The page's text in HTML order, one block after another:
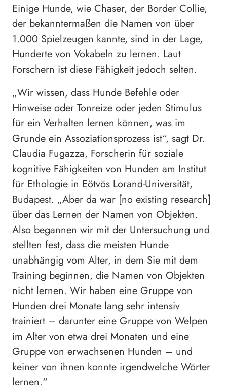
Einige Hunde, wie Chaser, der Border Collie,
der bekanntermaßen die Namen von über
1.000 Spielzeugen kannte, sind in der Lage,
Hunderte von Vokabeln zu lernen. Laut
Forschern ist diese Fähigkeit jedoch selten.
„Wir wissen, dass Hunde Befehle oder
Hinweise oder Tonreize oder jeden Stimulus
für ein Verhalten lernen können, was im
Grunde ein Assoziationsprozess ist“, sagt Dr.
Claudia Fugazza, Forscherin für soziale
kognitive Fähigkeiten von Hunden am Institut
für Ethologie in Eötvös Lorand-Universität,
Budapest. „Aber da war [no existing research]
über das Lernen der Namen von Objekten.
Also begannen wir mit der Untersuchung und
stellten fest, dass die meisten Hunde
unabhängig vom Alter, in dem Sie mit dem
Training beginnen, die Namen von Objekten
nicht lernen. Wir haben eine Gruppe von
Hunden drei Monate lang sehr intensiv
trainiert – darunter eine Gruppe von Welpen
im Alter von etwa drei Monaten und eine
Gruppe von erwachsenen Hunden – und
keiner von ihnen konnte irgendwelche Wörter
lernen.“